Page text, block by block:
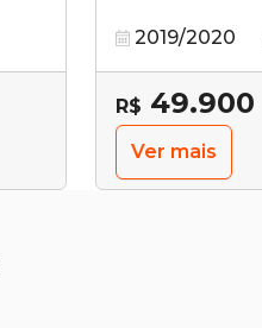
2019/2020
R$ 49.900
Ver mais